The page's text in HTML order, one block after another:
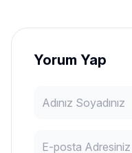
Yorum Yap